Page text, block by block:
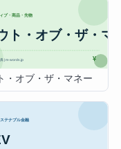
・オブ・ザ・マネー